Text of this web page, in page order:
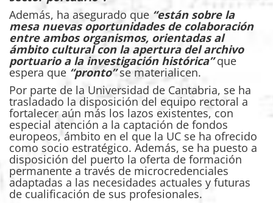
Además, ha asegurado que “están sobre la
mesa nuevas oportunidades de colaboración
entre ambos organismos, orientadas al
ámbito cultural con la apertura del archivo
portuario a la investigación histórica”que
espera que “pronto”se materialicen.
Por parte de la Universidad de Cantabria, se ha
trasladado la disposición del equipo rectoral a
fortalecer aún más los lazos existentes, con
especial atención a la captación de fondos
europeos, ámbito en el que la UC se ha ofrecido
como socio estratégico. Además, se ha puesto a
disposición del puerto la oferta de formación
permanente a través de microcredenciales
adaptadas a las necesidades actuales y futuras
de cualificación de sus profesionales.